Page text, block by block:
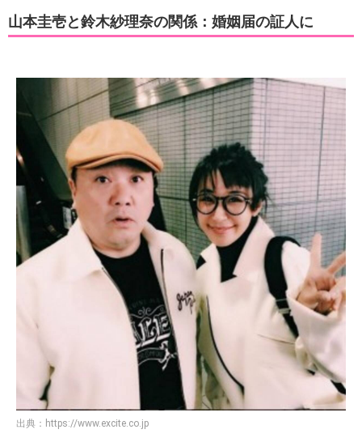
山本圭壱と鈴木紗理奈の関係：婚姻届の証人に
出典： https://www.excite.co.jp